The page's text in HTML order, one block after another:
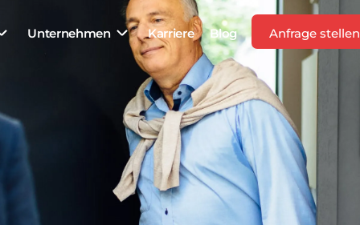
Unternehmen Karriere Blog Anfrage stellen
.
hin zu